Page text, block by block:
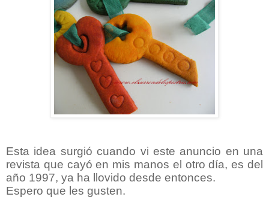
Esta idea surgió cuando vi este anuncio en una
revista que cayó en mis manos el otro día, es del
año 1997, ya ha llovido desde entonces.
Espero que les gusten.